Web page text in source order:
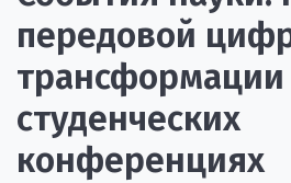
передовой
трансформации
студенческих
конференциях